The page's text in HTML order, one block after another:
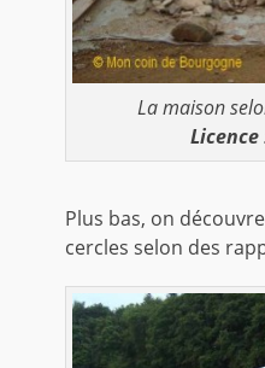
La maison
Licence
Plus bas, on
cercles selon des